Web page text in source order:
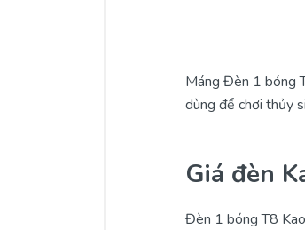
Máng Đèn 1 bóng
dùng để chơi thủy
Giá đèn
Đèn 1 bóng T8